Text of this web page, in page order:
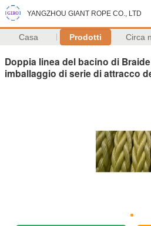
YANGZHOU GIANT ROPE CO., LTD
Casa Prodotti Circa
Doppia linea del bacino di
imballaggio di serie di attracco